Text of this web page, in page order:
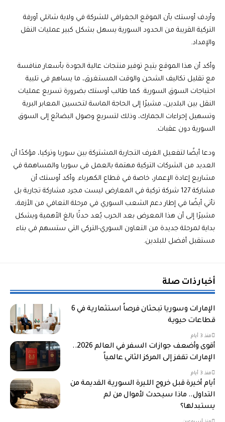
وأردف أوستك بأن الموقع الجغرافي للشركة في ولاية شانلي أورفة
التركية القريبة من الحدود السورية يسهل بشكل كبير عمليات النقل
والإمداد.
وأكد أن هذا الموقع يتيح توفير منتجات عالية الجودة بأسعار منافسة
مع تقليل تكاليف الشحن والوقت المستغرق، ما يساهم في تلبية
احتياجات السوق السورية. كما طالب أوستك بضرورة تسريع عمليات
النقل بين البلدين، مشيرًا إلى الحاجة الماسة لتحسين المعابر البرية
وتسهيل إجراءات الجمارك، وذلك لتسريع وصول البضائع إلى السوق
السورية دون عقبات.
ودعا أيضًا لتفعيل الغرف التجارية المشتركة بين سوريا وتركيا، مؤكدًا أن
العديد من الشركات التركية مهتمة بالعمل في سوريا والمساهمة في
مشاريع إعادة الإعمار، خاصة في قطاع الكهرباء. وأكد أوستك أن
مشاركة 127 شركة تركية في المعارض ليست مجرد مشاركة تجارية بل
تأتي أيضًا في إطار دعم الشعب السوري في مرحلة التعافي من الأزمة،
مشيرًا إلى أن هذا المعرض بعد الحرب يُعد حدثًا بالغ الأهمية ويشكل
بداية لمرحلة جديدة من التعاون السوري-التركي التي ستسهم في بناء
مستقبل أفضل للبلدين.
أخبار ذات صلة
الإمارات وسوريا تبحثان فرصاً استثمارية في 6
قطاعات حيوية
منذ 3 أيام
أقوى وأضعف جوازات السفر في العالم 2026..
الإمارات تقفز إلى المركز الثاني عالمياً
منذ 3 أيام
أيام أخيرة قبل خروج الليرة السورية القديمة من
التداول.. ماذا سيحدث لأموال من لم
يستبدلها؟